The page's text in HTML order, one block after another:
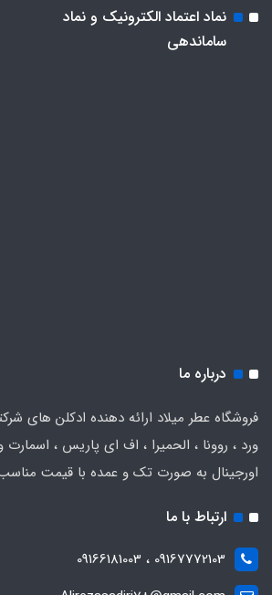
نماد اعتماد الکترونیک و نماد
ساماندهی
درباره ما
فروشگاه عطر میلاد ارائه دهنده ادکلن های
ورد ، روونا ، الحمیرا ، اف ای پاریس ،
اورجینال به صورت تک و عمده با قیمت
ارتباط با ما
09167772103 ، 09166181003